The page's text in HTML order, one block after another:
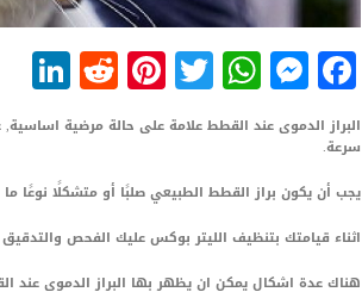
Facebook
Messenger
WhatsApp
Twitter
Pinterest
Reddit
البراز الدموى عند القطط علامة على حالة مرضية
سرعة.
يجب أن يكون براز القطط الطبيعي صلبًا أو متشكلًا نوعًا
اثناء قيامتك بتنظيف الليتر بوكس عليك الفحص
هناك عدة اشكال يمكن ان يظهر بها البراز الدموى عند